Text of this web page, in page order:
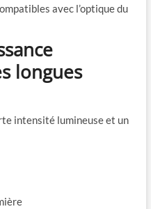
avec l’optique du
longues
intensité lumineuse et un